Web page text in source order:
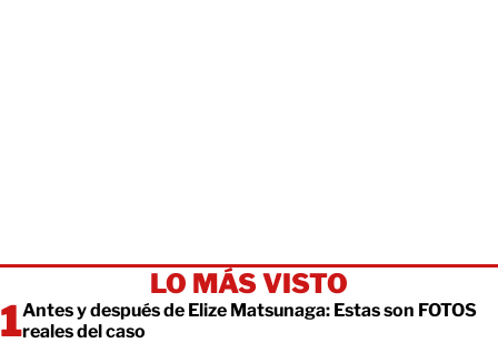
LO MÁS VISTO
Antes y después de Elize Matsunaga: Estas son FOTOS
reales del caso